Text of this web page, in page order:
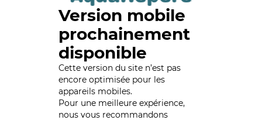
Version mobile
prochainement
disponible
Cette version du site n’est pas
encore optimisée pour les
appareils mobiles.
Pour une meilleure expérience,
nous vous recommandons